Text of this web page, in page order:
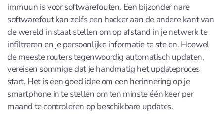
immuun is voor softwarefouten. Een bijzonder nare
softwarefout kan zelfs een hacker aan de andere kant van
de wereld in staat stellen om op afstand in je netwerk te
infiltreren en je persoonlijke informatie te stelen. Hoewel
de meeste routers tegenwoordig automatisch updaten,
vereisen sommige dat je handmatig het updateproces
start. Het is een goed idee om een herinnering op je
smartphone in te stellen om ten minste één keer per
maand te controleren op beschikbare updates.